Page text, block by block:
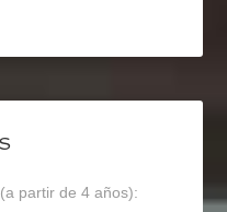
partir de 4 años):